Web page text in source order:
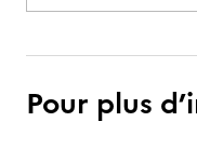
Pour plus